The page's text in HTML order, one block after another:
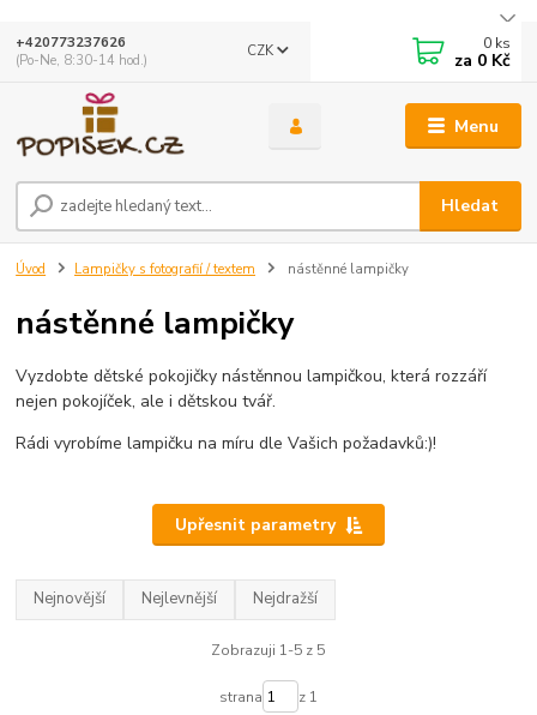
Menu
CZK
Hledat
+420773237626
(Po-Ne, 8:30-14 hod.)
0 ks
za 0 Kč
Úvod Lampičky s fotografií / textem nástěnné lampičky
nástěnné lampičky
Vyzdobte dětské pokojičky nástěnnou lampičkou, která rozzáří
nejen pokojíček, ale i dětskou tvář.
Rádi vyrobíme lampičku na míru dle Vašich požadavků:)!
Upřesnit parametry
Nejnovější Nejlevnější Nejdražší
Zobrazuji 1-5 z 5
strana z 1